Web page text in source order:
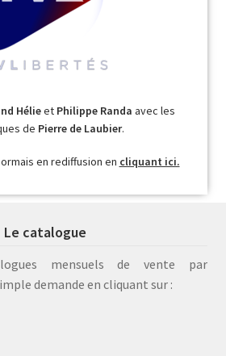
Hélieet Philippe Randa avec les
de Pierre de Laubier.
en rediffusion en cliquant ici.
Le catalogue
mensuels de vente par
demande en cliquant sur :